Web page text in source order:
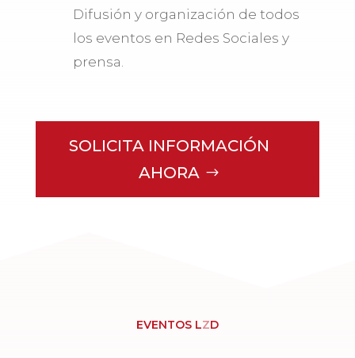
Difusión y organización de todos
los eventos en Redes Sociales y
prensa.
SOLICITA INFORMACIÓN
AHORA
EVENTOS LZD